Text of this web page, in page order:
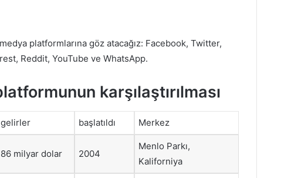
platformlarına göz atacağız: Facebook, Twitter,
Reddit, YouTube ve WhatsApp.
karşılaştırılması
gelirler başlatıldı Merkez
86 milyar dolar 2004
Menlo Parkı,
Kaliforniya